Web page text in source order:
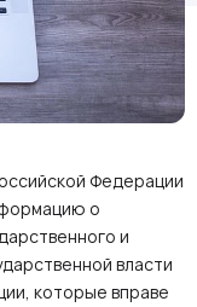
Федерации
о
и
власти
которые вправе